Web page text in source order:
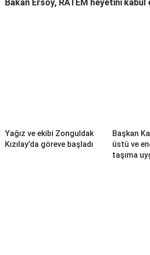
Bakan Ersoy, RATEM heyetini
Yağız ve ekibi Zonguldak
Kızılay’da göreve başladı
Başkan
üstü ve
taşıma